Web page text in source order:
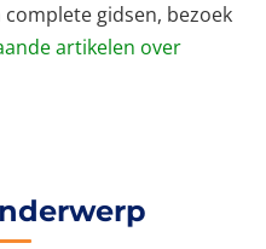
gidsen, bezoek
artikelen over